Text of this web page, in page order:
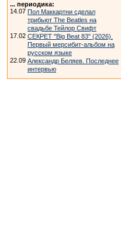
... периодика:
14.07 Пол Маккартни сделал
трибьют The Beatles на
свадьбе Тейлор Свифт
17.02 СЕКРЕТ "Big Beat 83" (2026).
Первый мерсибит-альбом на
русском языке
22.09 Александр Беляев. Последнее
интервью